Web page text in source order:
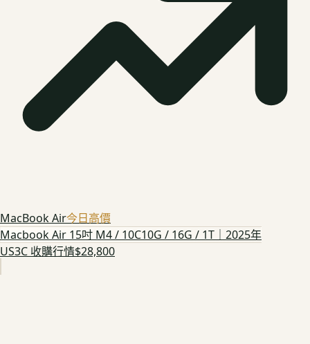
MacBook Air今日高價
Macbook Air 15吋 M4 / 10C10G / 16G / 1T｜2025年
US3C 收購行情$28,800